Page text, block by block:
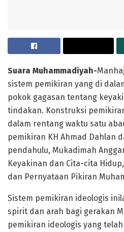
Suara Muhammadiyah-
sistem pemikiran yang di
pokok gagasan tentang
tindakan. Konstruksi
dalam rentang waktu satu
pemikiran KH Ahmad Dahlan
pendahulu, Mukadimah
Keyakinan dan Cita-cita
dan Pernyataan Pikiran
Sistem pemikiran ideologis
spirit dan arah bagi gerakan
pemikiran ideologis yang